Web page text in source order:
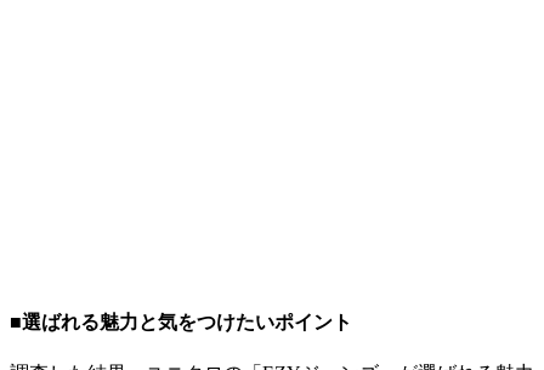
■選ばれる魅力と気をつけたいポイント